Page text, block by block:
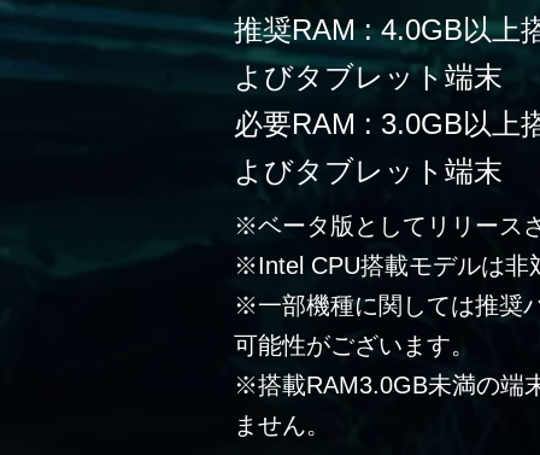
推奨RAM : 4.0GB以上
よびタブレット端末
必要RAM : 3.0GB以上
よびタブレット端末
※ベータ版としてリリース
※Intel CPU搭載モデルは非
※一部機種に関しては推奨
可能性がございます。
※搭載RAM3.0GB未満の端
ません。